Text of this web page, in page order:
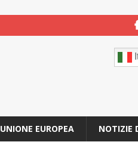
UNIONE EUROPEA NOTIZIE